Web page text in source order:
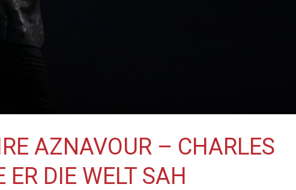
AZNAVOUR – CHARLES
ER DIE WELT SAH